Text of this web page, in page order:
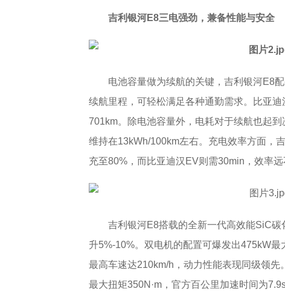
吉利银河E8三电强劲，兼备性能与安全
电池容量做为续航的关键，吉利银河E8
续航里程，可轻松满足各种通勤需求。比亚
701km。除电池容量外，电耗对于续航也起
维持在13kWh/100km左右。充电效率方面，
充至80%，而比亚迪汉EV则需30min，效率远
吉利银河E8搭载的全新一代高效能SiC
升5%-10%。双电机的配置可爆发出475kW最
最高车速达210km/h，动力性能表现同级领先
最大扭矩350N·m，官方百公里加速时间为